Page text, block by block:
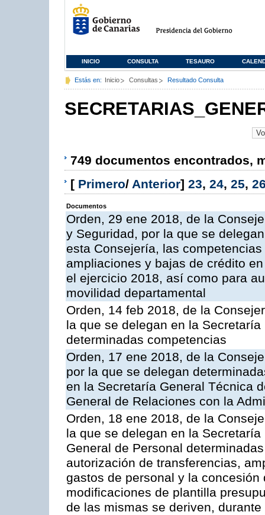
INICIO CONSULTA TESAURO
Estás en: Inicio Consultas Resultado Consulta
749 documentos encontrados,
[ Primero/ Anterior] 23, 24, 25,
Documentos
Orden, 29 ene 2018, de la
y Seguridad, por la que se
esta Consejería, las
ampliaciones y bajas de crédito
el ejercicio 2018, así como para
movilidad departamental
Orden, 14 feb 2018, de la
la que se delegan en la
determinadas competencias
Orden, 17 ene 2018, de la
por la que se delegan
en la Secretaría General Técnica
General de Relaciones con la
Orden, 18 ene 2018, de la
la que se delegan en la
General de Personal
autorización de transferencias,
gastos de personal y la
modificaciones de plantilla
de las mismas se deriven,